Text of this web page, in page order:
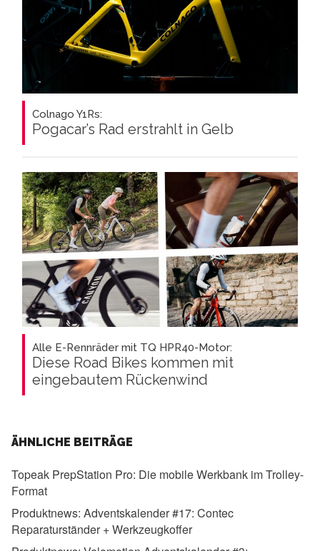
Colnago Y1Rs:
Pogacar’s Rad erstrahlt in Gelb
Alle E-Rennräder mit TQ HPR40-Motor:
Diese Road Bikes kommen mit
eingebautem Rückenwind
ÄHNLICHE BEITRÄGE
Topeak PrepStation Pro: Die mobile Werkbank im Trolley-
Format
Produktnews: Adventskalender #17: Contec
Reparaturständer + Werkzeugkoffer